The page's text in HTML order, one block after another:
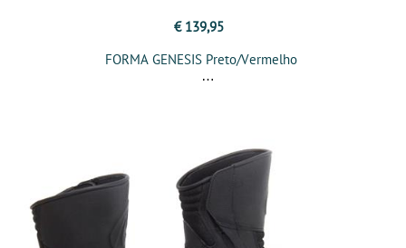
€ 139,95
FORMA GENESIS Preto/Vermelho